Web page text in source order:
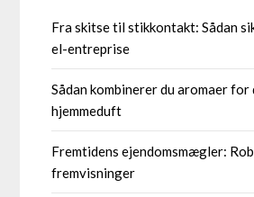
Fra skitse til stikkontakt: Sådan
el-entreprise
Sådan kombinerer du aromaer
hjemmeduft
Fremtidens ejendomsmægler:
fremvisninger